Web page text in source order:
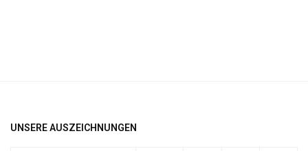
UNSERE AUSZEICHNUNGEN